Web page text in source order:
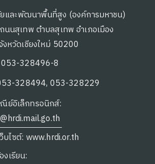
และพัฒนาพื้นที่สูง (องค์การมหาชน)
นสุเทพ ตำบลสุเทพ อำเภอเมือง
งหวัดเชียงใหม่ 50200
328496-8
328494, 053-328229
ย์อิเล็กทรอนิกส์:
บไซต์: www.hrdi.or.th
เรียน: